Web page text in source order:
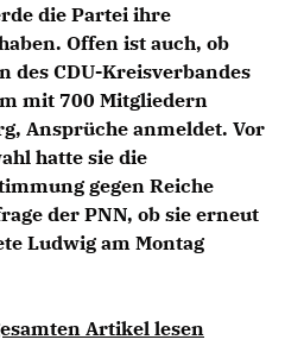
die Partei ihre
Offen ist auch, ob
des CDU-Kreisverbandes
mit 700 Mitgliedern
Ansprüche anmeldet. Vor
hatte sie die
gegen Reiche
der PNN, ob sie erneut
Ludwig am Montag
Artikel lesen